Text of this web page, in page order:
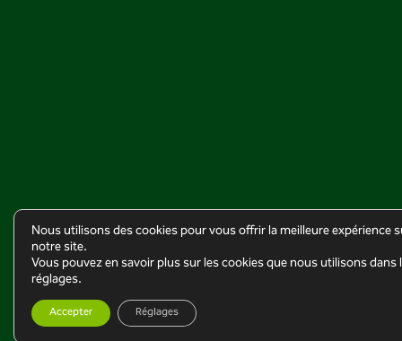
Nous utilisons des cookies pour vous offrir la meilleure expérience
notre site.
Vous pouvez en savoir plus sur les cookies que nous utilisons dans
réglages.
Accepter Réglages